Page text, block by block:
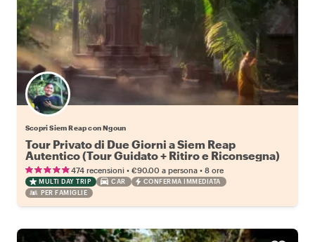
Scopri Siem Reap con Ngoun
Tour Privato di Due Giorni a Siem Reap
Autentico (Tour Guidato + Ritiro e Riconsegna)
474 recensioni • €90.00 a persona • 8 ore
MULTI DAY TRIP CAR
CONFERMA IMMEDIATA
PER FAMIGLIE